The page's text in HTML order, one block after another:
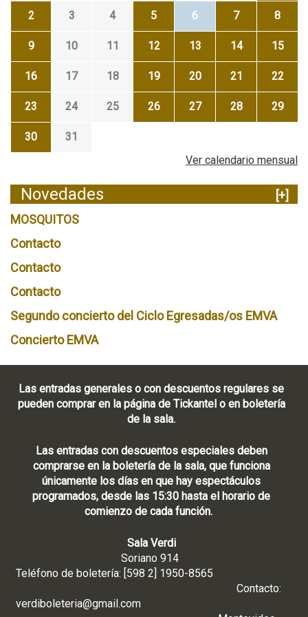
2 3 4 5 6 7 8
9 10 11 12 13 14 15
16 17 18 19 20 21 22
23 24 25 26 27 28 29
30
31
Ver calendario mensual
Novedades
[+]
MOSQUITOS
Contacto
Contacto
Contacto
Segundo concierto del Ciclo Egresadas/os EMVA
Concierto EMVA
Las entradas generales o con descuentos regulares se
pueden comprar en la página de Tickantel o en boletería
de la sala.
Las entradas con descuentos especiales deben
comprarse en la boletería de la sala, que funciona
únicamente los días en que hay espectáculos
programados, desde las 15:30 hasta el horario de
comienzo de cada función.
Sala Verdi
Soriano 914
Teléfono de boletería: [598 2] 1950-8565
Contacto:
verdiboleteria@gmail.com